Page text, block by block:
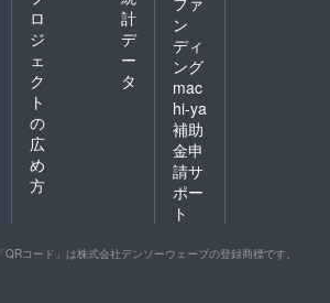
ロ
ジ
ェ
ク
ト
の
広
め
方
計
デ
ー
タ
ン
ディ
ング
mac
hi-ya
補助
金申
請サ
ポー
ト
「QRコード」は株式会社デンソーウェーブの登録商標です。